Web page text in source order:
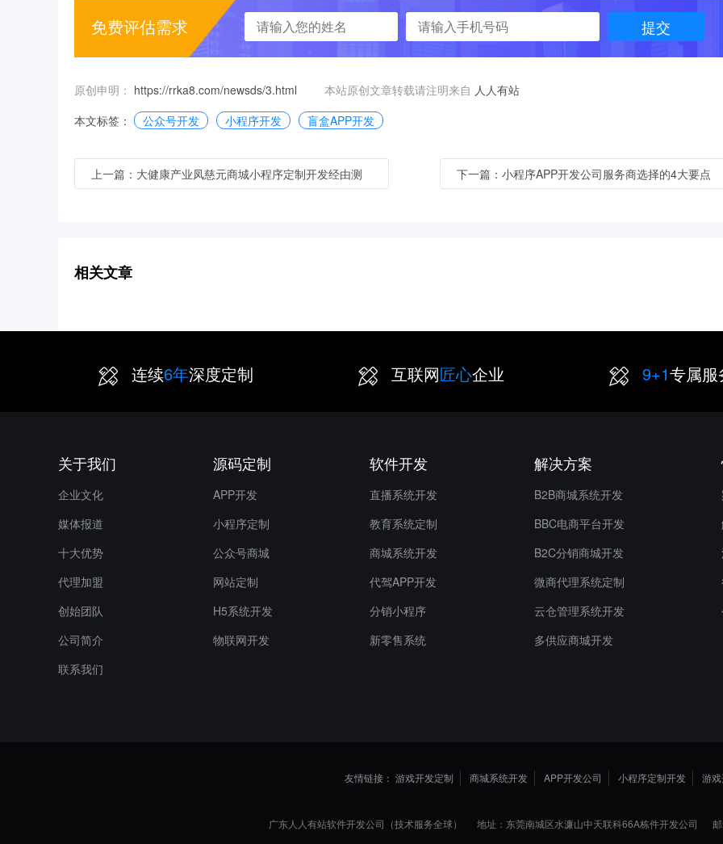
免费评估需求 提交
原创申明： https://rrka8.com/newsds/3.html 本站原创文章转载请注明来自 人人有站
本文标签：
公众号开发 小程序开发 盲盒APP开发
上一篇：大健康产业凤慈元商城小程序定制开发经由测
下一篇：小程序APP开发公司服务商选择的4大要点
相关文章
连续6年深度定制 互联网匠心企业 9+1专属服
关于我们
企业文化
媒体报道
十大优势
代理加盟
创始团队
公司简介
联系我们
源码定制
APP开发
小程序定制
公众号商城
网站定制
H5系统开发
物联网开发
软件开发
直播系统开发
教育系统定制
商城系统开发
代驾APP开发
分销小程序
新零售系统
解决方案
B2B商城系统开发
BBC电商平台开发
B2C分销商城开发
微商代理系统定制
云仓管理系统开发
多供应商城开发
友情链接： 游戏开发定制 商城系统开发 APP开发公司 小程序定制开发 游
广东人人有站软件开发公司（技术服务全球） 地址：东莞南城区水濂山中天联科66A栋件开发公司